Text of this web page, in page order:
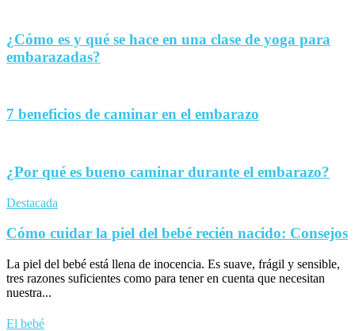
¿Cómo es y qué se hace en una clase de yoga para
embarazadas?
7 beneficios de caminar en el embarazo
¿Por qué es bueno caminar durante el embarazo?
Destacada
Cómo cuidar la piel del bebé recién nacido: Consejos
La piel del bebé está llena de inocencia. Es suave, frágil y sensible,
tres razones suficientes como para tener en cuenta que necesitan
nuestra...
El bebé